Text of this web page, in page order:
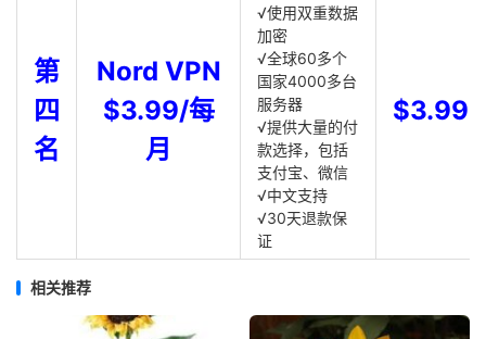
第
四
名
Nord VPN
$3.99/每
月
√使用双重数据
加密
√全球60多个
国家4000多台
服务器
√提供大量的付
款选择，包括
支付宝、微信
√中文支持
√30天退款保
证
$3.99
相关推荐